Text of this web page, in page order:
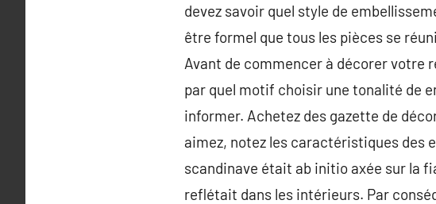
devez savoir quel style de
être formel que tous les pièces se
Avant de commencer à décorer votre
par quel motif choisir une tonalité de
informer. Achetez des gazette de
aimez, notez les caractéristiques des
scandinave était ab initio axée sur la
reflétait dans les intérieurs. Par